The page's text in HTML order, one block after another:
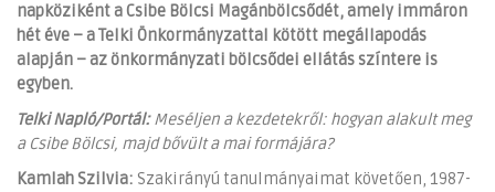
napköziként a Csibe Bölcsi Magánbölcsődét, amely immáron
hét éve – aTelki Önkormányzattal kötött megállapodás
alapján – az önkormányzati bölcsődei ellátás színtere is
egyben.
Telki Napló/Portál:Meséljen a kezdetekről: hogyan alakult meg
a Csibe Bölcsi, majd bővült a mai formájára?
Kamlah Szilvia: Szakirányú tanulmányaimat követően, 1987-